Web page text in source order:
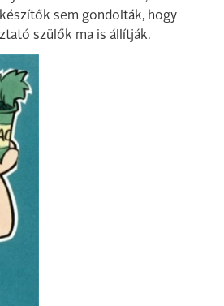
sem gondolták, hogy
szülők ma is állítják.